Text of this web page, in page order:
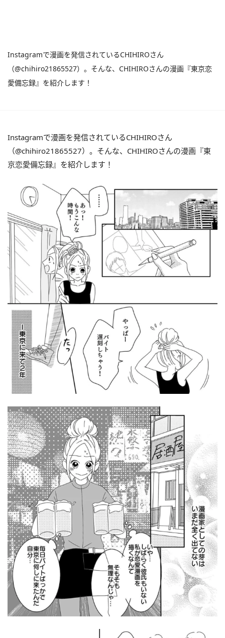
Instagramで漫画を発信されているCHIHIROさん
（@chihiro21865527）。そんな、CHIHIROさんの漫画『東京恋
愛備忘録』を紹介します！
Instagramで漫画を発信されているCHIHIROさん
（@chihiro21865527）。そんな、CHIHIROさんの漫画『東
京恋愛備忘録』を紹介します！